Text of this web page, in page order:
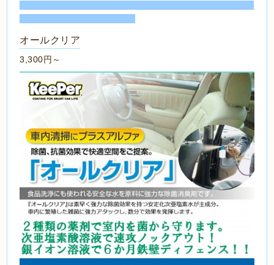
オールクリア
3,300円～